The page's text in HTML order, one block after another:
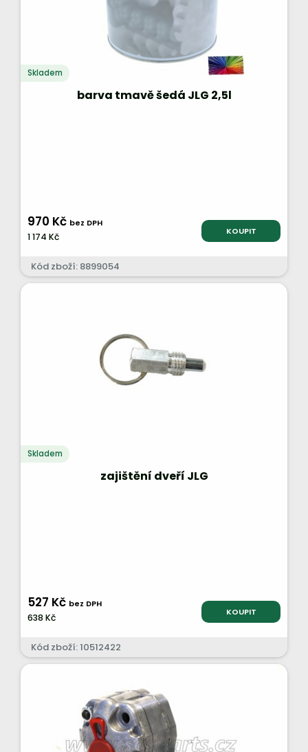
Skladem
barva tmavě šedá JLG 2,5l
970 Kč bez DPH
1 174 Kč KOUPIT
Kód zboží: 8899054
Skladem
zajištění dveří JLG
527 Kč bez DPH
638 Kč KOUPIT
Kód zboží: 10512422